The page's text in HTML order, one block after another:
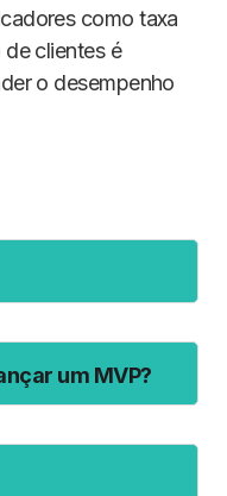
como taxa
clientes é
o desempenho
um MVP?